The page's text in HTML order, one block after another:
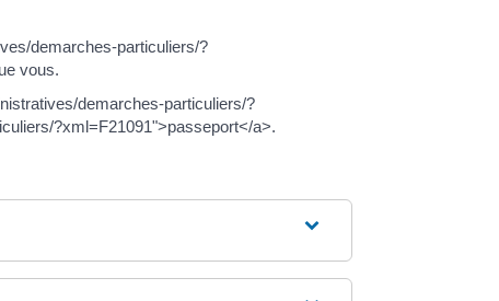
demarches-particuliers/?
vous.
demarches-particuliers/?
?xml=F21091">passeport</a>.